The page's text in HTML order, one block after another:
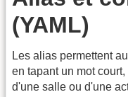
(YAML)
Les alias permettent
en tapant un mot
d'une salle ou d'une